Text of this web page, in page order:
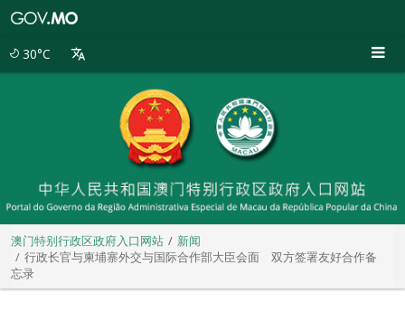
30°C
澳门特别行政区政府入口网站
新闻
行政长官与柬埔寨外交与国际合作部大臣会面 双方签署友好合作备
忘录